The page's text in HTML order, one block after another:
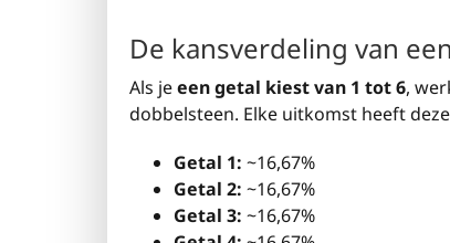
De kansverdeling van
Als jeeen getal kiest van 1 tot 6,
dobbelsteen. Elke uitkomst heeft
Getal 1: ~16,67%
Getal 2: ~16,67%
Getal 3: ~16,67%